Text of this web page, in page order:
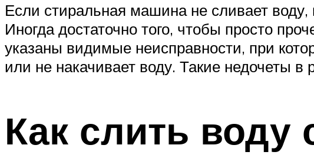
Если стиральная машина не сливает
Иногда достаточно того, чтобы просто
указаны видимые неисправности, при
или не накачивает воду. Такие недочеты в
Как слить воду